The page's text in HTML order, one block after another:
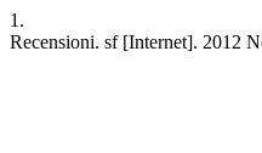
1.
Recensioni. sf [Internet]. 2012